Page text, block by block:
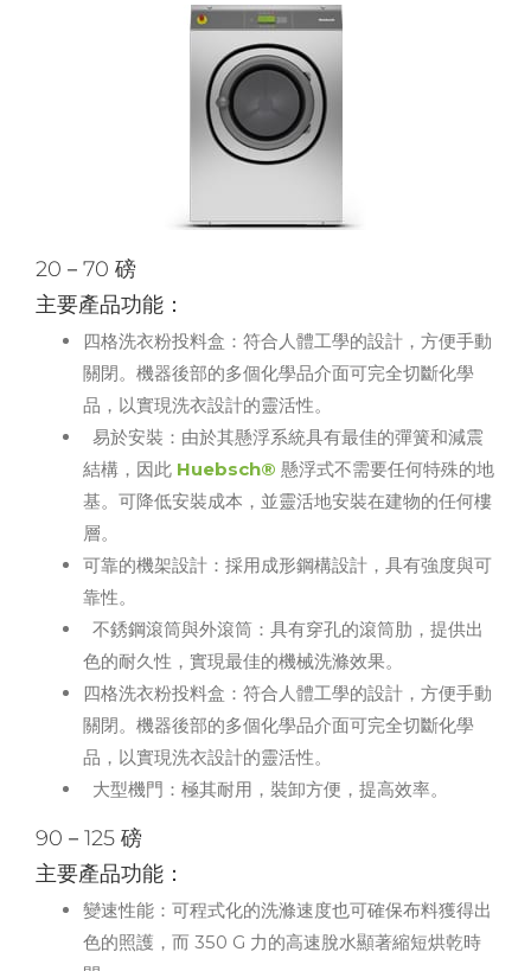
20－70 磅
主要產品功能：
四格洗衣粉投料盒：符合人體工學的設計，方便手動
關閉。機器後部的多個化學品介面可完全切斷化學
品，以實現洗衣設計的靈活性。
易於安裝：由於其懸浮系統具有最佳的彈簧和減震
結構，因此 Huebsch® 懸浮式不需要任何特殊的地
基。可降低安裝成本，並靈活地安裝在建物的任何樓
層。
可靠的機架設計：採用成形鋼構設計，具有強度與可
靠性。
不銹鋼滾筒與外滾筒：具有穿孔的滾筒肋，提供出
色的耐久性，實現最佳的機械洗滌效果。
四格洗衣粉投料盒：符合人體工學的設計，方便手動
關閉。機器後部的多個化學品介面可完全切斷化學
品，以實現洗衣設計的靈活性。
大型機門：極其耐用，裝卸方便，提高效率。
90－125 磅
主要產品功能：
變速性能：可程式化的洗滌速度也可確保布料獲得出
色的照護，而 350 G 力的高速脫水顯著縮短烘乾時